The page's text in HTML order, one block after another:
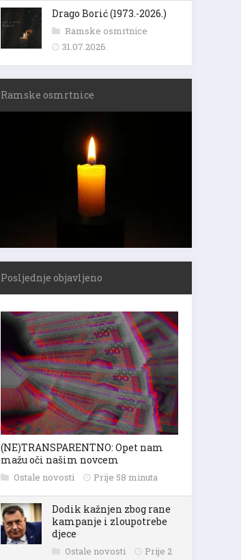
Drago Borić (1973.-2026.)
Ramske osmrtnice
31.07.2026.
Ramske osmrtnice
Posljednje objavljeno
(NE)TRANSPARENTNO: Opet nam
mažu oči našim novcem
Ostale novosti Prije 58 minuta
Dodik kažnjen zbog rane
kampanje i zloupotrebe
djece
Ostale novosti
Prije 2